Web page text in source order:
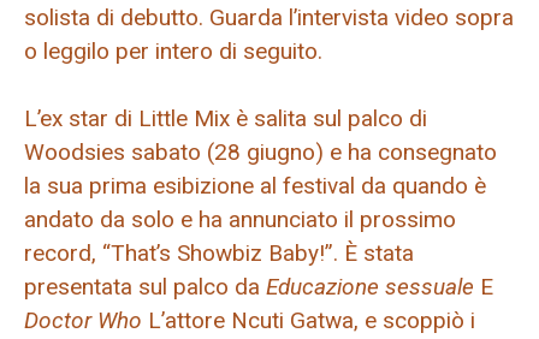
solista di debutto. Guarda l’intervista video sopra
o leggilo per intero di seguito.
L’ex star di Little Mix è salita sul palco di
Woodsies sabato (28 giugno) e ha consegnato
la sua prima esibizione al festival da quando è
andato da solo e ha annunciato il prossimo
record, “That’s Showbiz Baby!”. È stata
presentata sul palco da Educazione sessuale E
Doctor Who L’attore Ncuti Gatwa, e scoppiò i